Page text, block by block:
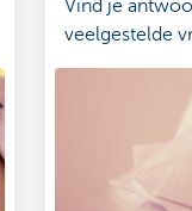
Vind je
veelgestelde